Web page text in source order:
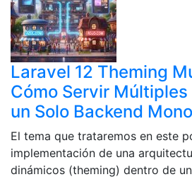
Laravel 12 Theming
Cómo Servir
un Solo Backend
El tema que trataremos en este
implementación de una
dinámicos (theming) dentro de